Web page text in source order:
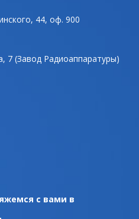
44, оф. 900
7 (Завод Радиоаппаратуры)
с вами в